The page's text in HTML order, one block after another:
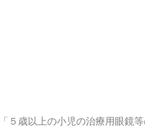
歳以上の小児の治療用眼鏡